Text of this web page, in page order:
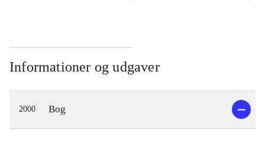
Informationer og udgaver
2000 Bog